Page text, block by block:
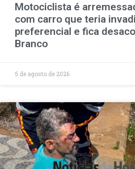
Motociclista é
com carro que teria
preferencial e fica
Branco
5 de agosto de 2026